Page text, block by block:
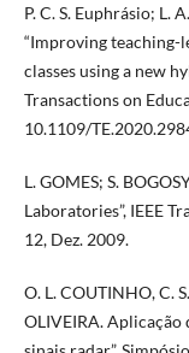
P. C. S. Euphrásio; L.
“Improving teaching-
classes using a new
Transactions on
10.1109/
L. GOMES; S.
Laboratories”, IEEE
12, Dez. 2009.
O. L. COUTINHO, C.
OLIVEIRA. Aplicação